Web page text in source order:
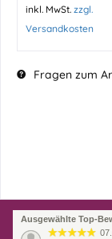
inkl. MwSt. zzgl.
Versandkosten
Fragen zum
Ausgewählte Top-